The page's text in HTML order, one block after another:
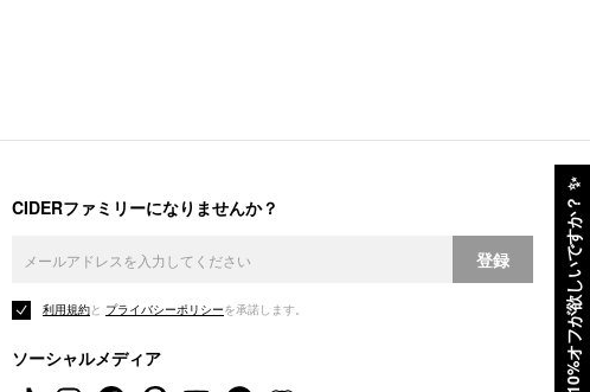
10%オフが欲しいですか？
✨
CIDERファミリーになりませんか？
登録
利用規約と プライバシーポリシーを承諾します。
ソーシャルメディア